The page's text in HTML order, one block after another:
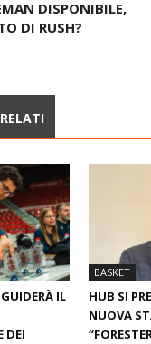
DISPONIBILE,
DI RUSH?
IL
DEI
BASKET
HUB SI
NUOVA